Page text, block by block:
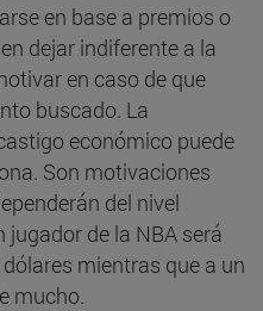
en base a premios o
dejar indiferente a la
en caso de que
buscado. La
económico puede
Son motivaciones
del nivel
de la NBA será
mientras que a un
mucho.